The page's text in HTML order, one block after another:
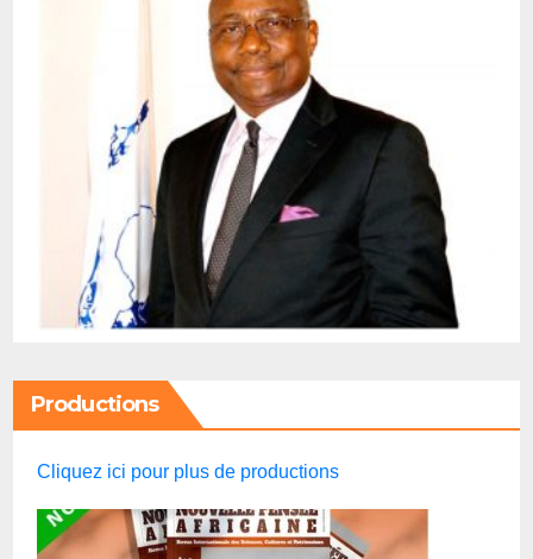
Productions
Cliquez ici pour plus de productions